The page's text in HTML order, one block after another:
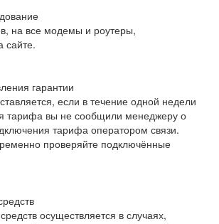
на все модемы и роутеры,
сайте.
гарантии
если в течение одной недели
тарифа вы не сообщили менеджеру о
тарифа оператором связи.
проверяйте подключённые
осуществляется в случаях,